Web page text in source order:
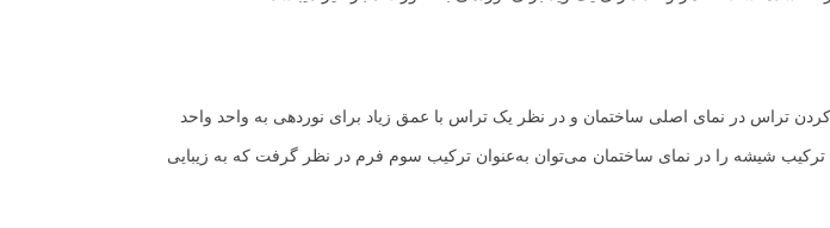
تراس در نمای اصلی ساختمان و در نظر ‏یک تراس با عمق زیاد برای نوردهی به واحد واحد
شیشه را در نمای ساختمان می‌توان به‌عنوان ترکیب سوم فرم در نظر گرفت که به زیبایی